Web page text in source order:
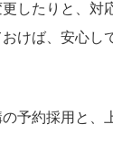
したりと、対
けば、安心し
予約採用と、